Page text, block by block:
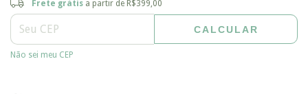
Entregas para o CEP: ALTERAR CEP
Frete grátisa partir de R$399,00
CALCULAR
Não sei meu CEP